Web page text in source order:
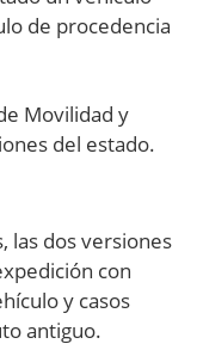
de procedencia
Movilidad y
del estado.
las dos versiones
con
y casos
antiguo.